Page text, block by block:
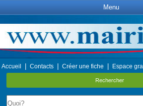
Menu
Accueil Contacts Créer une fiche Espace
Rechercher